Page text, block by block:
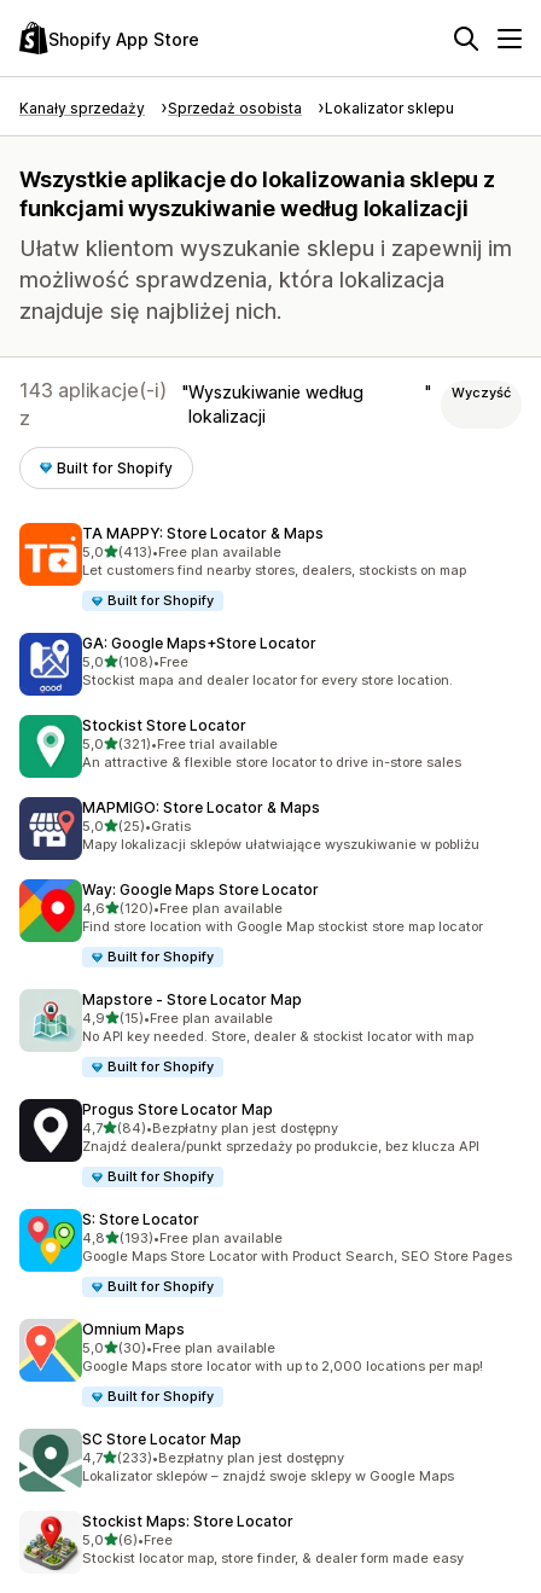
Shopify App Store
Kanały sprzedaży Sprzedaż osobista Lokalizator sklepu
Wszystkie aplikacje do lokalizowania sklepu z
funkcjami wyszukiwanie według lokalizacji
Ułatw klientom wyszukanie sklepu i zapewnij im
możliwość sprawdzenia, która lokalizacja
znajduje się najbliżej nich.
143 aplikacje(-i)
z
Wyszukiwanie według
lokalizacji
Wyczyść
Built for Shopify
TA MAPPY: Store Locator & Maps
5,0na 5 gwiazdek
(413)
Łączna liczba recenzji: 413
•Free plan available
Let customers find nearby stores, dealers, stockists on map
Built for Shopify
GA: Google Maps+Store Locator
5,0na 5 gwiazdek
(108)
Łączna liczba recenzji: 108
•Free
Stockist mapa and dealer locator for every store location.
Stockist Store Locator
5,0na 5 gwiazdek
(321)
Łączna liczba recenzji: 321
•Free trial available
An attractive & flexible store locator to drive in-store sales
MAPMIGO: Store Locator & Maps
5,0na 5 gwiazdek
(25)
Łączna liczba recenzji: 25
•Gratis
Mapy lokalizacji sklepów ułatwiające wyszukiwanie w pobliżu
Way: Google Maps Store Locator
4,6na 5 gwiazdek
(120)
Łączna liczba recenzji: 120
•Free plan available
Find store location with Google Map stockist store map locator
Built for Shopify
Mapstore ‑ Store Locator Map
4,9na 5 gwiazdek
(15)
Łączna liczba recenzji: 15
•Free plan available
No API key needed. Store, dealer & stockist locator with map
Built for Shopify
Progus Store Locator Map
4,7na 5 gwiazdek
(84)
Łączna liczba recenzji: 84
•Bezpłatny plan jest dostępny
Znajdź dealera/punkt sprzedaży po produkcie, bez klucza API
Built for Shopify
S: Store Locator
4,8na 5 gwiazdek
(193)
Łączna liczba recenzji: 193
•Free plan available
Google Maps Store Locator with Product Search, SEO Store Pages
Built for Shopify
Omnium Maps
5,0na 5 gwiazdek
(30)
Łączna liczba recenzji: 30
•Free plan available
Google Maps store locator with up to 2,000 locations per map!
Built for Shopify
SC Store Locator Map
4,7na 5 gwiazdek
(233)
Łączna liczba recenzji: 233
•Bezpłatny plan jest dostępny
Lokalizator sklepów – znajdź swoje sklepy w Google Maps
Stockist Maps: Store Locator
5,0na 5 gwiazdek
(6)
Łączna liczba recenzji: 6
•Free
Stockist locator map, store finder, & dealer form made easy